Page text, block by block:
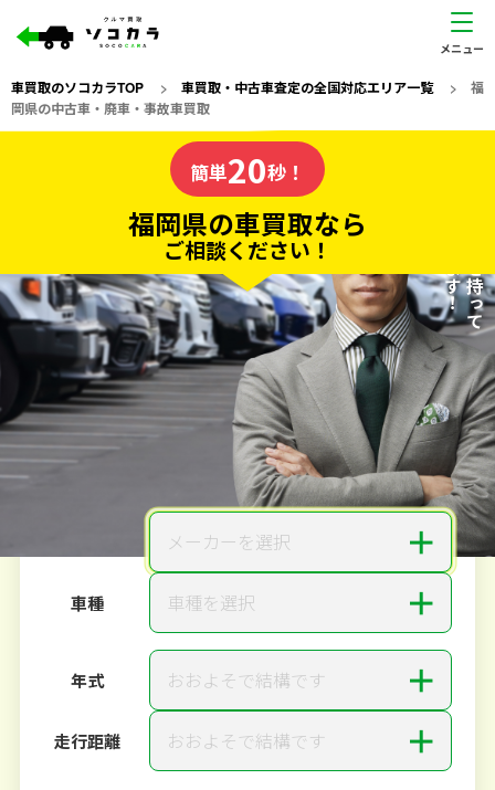
車買取のソコカラTOP > 車買取・中古車査定の全国対応エリア一覧> 福
岡県の中古車・廃車・事故車買取
の車買取なら
ソコカラの
電話か出張か、高い方の査定を提案。
だから高価買取!
私たちが責任を持って
査定いたします！
簡単20秒！
福岡県の車買取なら
ご相談ください！
20秒で入力完了！
無料で カンタンWeb査定
ご依頼いただいたお車を丁寧に査定いたします
メーカーを選択 ＋
車種 車種を選択 ＋
年式 おおよそで結構です ＋
走行距離 おおよそで結構です ＋